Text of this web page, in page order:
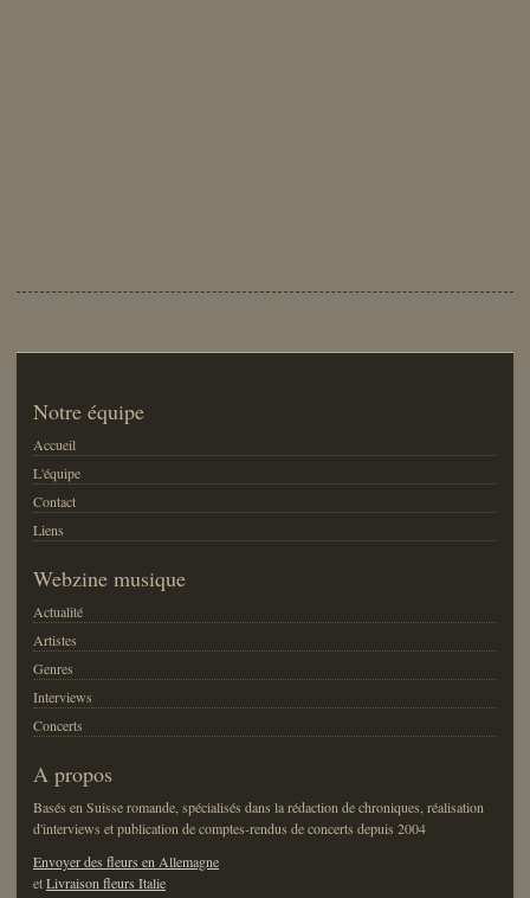
Notre équipe
Accueil
L'équipe
Contact
Liens
Webzine musique
Actualité
Artistes
Genres
Interviews
Concerts
A propos
Basés en Suisse romande, spécialisés dans la rédaction de chroniques, réalisation
d'interviews et publication de comptes-rendus de concerts depuis 2004
Envoyer des fleurs en Allemagne
etLivraison fleurs Italie